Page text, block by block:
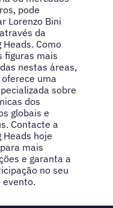
pode
Lorenzo Bini
da
Heads. Como
figuras mais
nestas áreas,
oferece uma
sobre
dos
globais e
Contacte a
Heads hoje
mais
e garanta a
no seu
evento.